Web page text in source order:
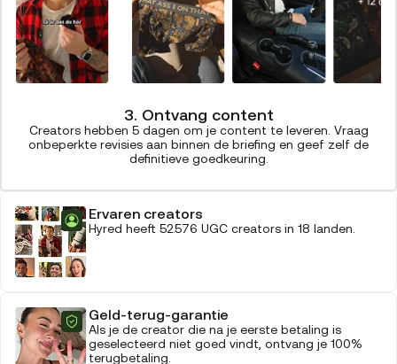
3. Ontvang content
Creators hebben 5 dagen om je content te leveren. Vraag
onbeperkte revisies aan binnen de briefing en geef zelf de
definitieve goedkeuring.
Ervaren creators
Hyred heeft 52.576 UGC creators in 18 landen.
Geld-terug-garantie
Als je de creator die na je eerste betaling is
geselecteerd niet goed vindt, ontvang je 100%
terugbetaling.